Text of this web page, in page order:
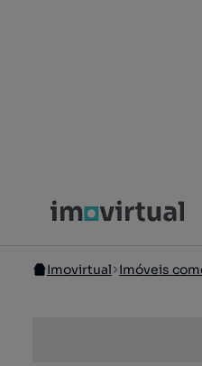
Imovirtual Imóveis